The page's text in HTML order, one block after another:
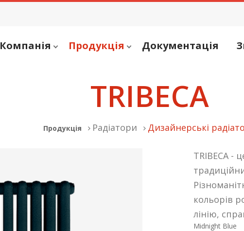
Компанія Продукція Документація
TRIBECA
Продукція Радіатори Дизайнерські
TRIBECA -
кольорів
лінію,
Midnight Blue